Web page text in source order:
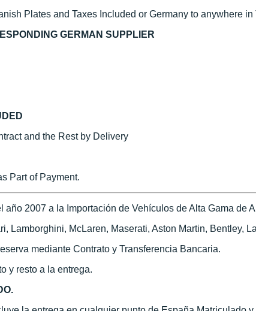
Plates and Taxes Included or Germany to anywhere
GERMAN SUPPLIER
and the Rest by Delivery
Part of Payment.
2007 a la Importación de Vehículos de Alta Gama de
Lamborghini, McLaren, Maserati, Aston Martin, Bentley,
mediante Contrato y Transferencia Bancaria.
y resto a la entrega.